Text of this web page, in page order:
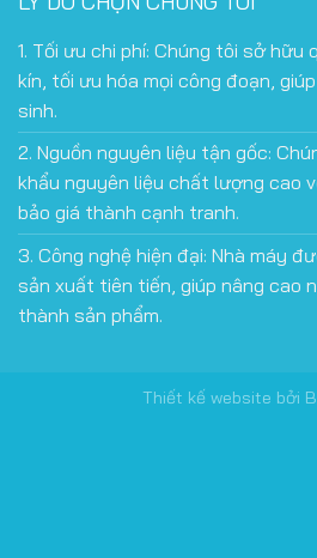
1. Tối ưu chi phí: Chúng tôi sở
kín, tối ưu hóa mọi công đoạn,
sinh.
2. Nguồn nguyên liệu tận gốc:
khẩu nguyên liệu chất lượng cao
bảo giá thành cạnh tranh.
3. Công nghệ hiện đại: Nhà máy
sản xuất tiên tiến, giúp nâng cao
thành sản phẩm.
Thiết kế website bởi